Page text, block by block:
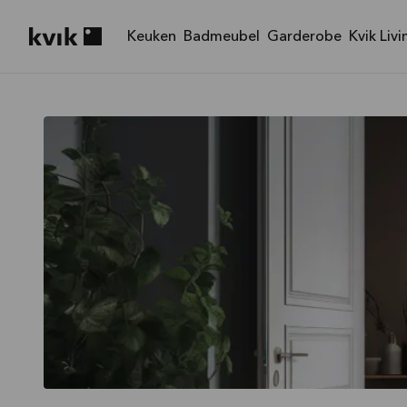
Keuken Badmeubel Garderobe Kvik